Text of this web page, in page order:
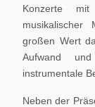
Konzerte mit
großen Wert
Aufwand
instrumentale
Neben der